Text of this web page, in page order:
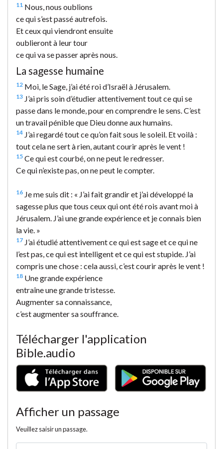
11 Nous, nous oublions
ce qui s’est passé autrefois.
Et ceux qui viendront ensuite
oublieront à leur tour
ce qui va se passer après nous.
La sagesse humaine
12 Moi, le Sage, j’ai été roi d’Israël à Jérusalem.
13 J’ai pris soin d’étudier attentivement tout ce qui se
passe dans le monde, pour en comprendre le sens. C’est
un travail pénible que Dieu donne aux humains.
14 J’ai regardé tout ce qu’on fait sous le soleil. Et voilà :
tout cela ne sert à rien, autant courir après le vent !
15 Ce qui est courbé, on ne peut le redresser.
Ce qui n’existe pas, on ne peut le compter.
16 Je me suis dit : « J’ai fait grandir et j’ai développé la
sagesse plus que tous ceux qui ont été rois avant moi à
Jérusalem. J’ai une grande expérience et je connais bien
la vie. »
17 J’ai étudié attentivement ce qui est sage et ce qui ne
l’est pas, ce qui est intelligent et ce qui est stupide. J’ai
compris une chose : cela aussi, c’est courir après le vent !
18 Une grande expérience
entraîne une grande tristesse.
Augmenter sa connaissance,
c’est augmenter sa souffrance.
Télécharger l'application
Bible.audio
Afficher un passage
Veuillez saisir un passage.